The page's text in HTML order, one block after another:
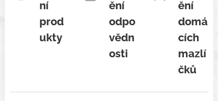
ní
prod
ukty
ění
odpo
vědn
osti
ění
domá
cích
mazlí
čků